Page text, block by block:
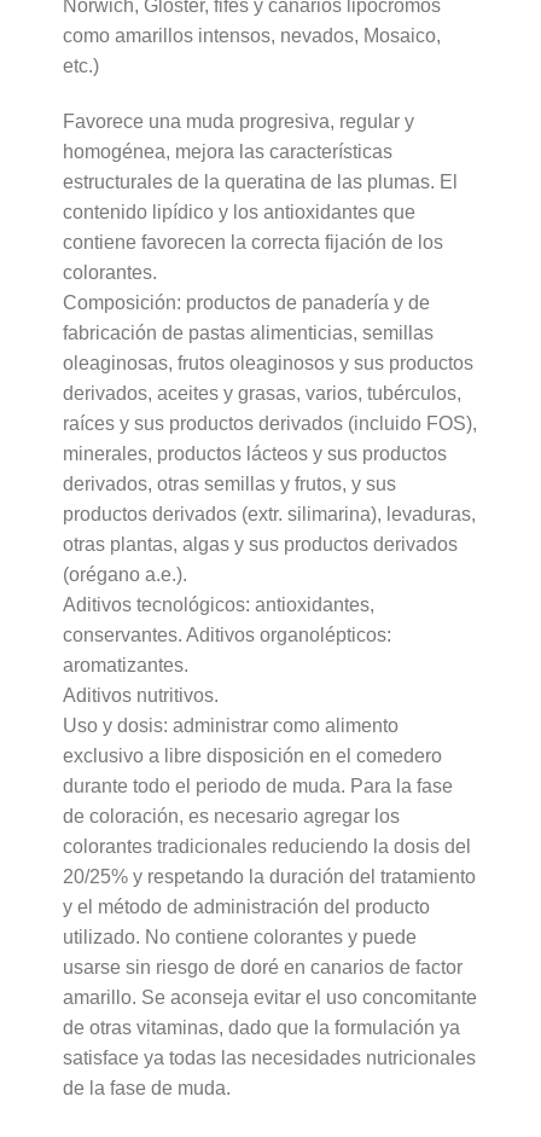
Norwich, Gloster, fifes y canarios lipocromos
como amarillos intensos, nevados, Mosaico,
etc.)
Favorece una muda progresiva, regular y
homogénea, mejora las características
estructurales de la queratina de las plumas. El
contenido lipídico y los antioxidantes que
contiene favorecen la correcta fijación de los
colorantes.
Composición: productos de panadería y de
fabricación de pastas alimenticias, semillas
oleaginosas, frutos oleaginosos y sus productos
derivados, aceites y grasas, varios, tubérculos,
raíces y sus productos derivados (incluido FOS),
minerales, productos lácteos y sus productos
derivados, otras semillas y frutos, y sus
productos derivados (extr. silimarina), levaduras,
otras plantas, algas y sus productos derivados
(orégano a.e.).
Aditivos tecnológicos: antioxidantes,
conservantes. Aditivos organolépticos:
aromatizantes.
Aditivos nutritivos.
Uso y dosis: administrar como alimento
exclusivo a libre disposición en el comedero
durante todo el periodo de muda. Para la fase
de coloración, es necesario agregar los
colorantes tradicionales reduciendo la dosis del
20/25% y respetando la duración del tratamiento
y el método de administración del producto
utilizado. No contiene colorantes y puede
usarse sin riesgo de doré en canarios de factor
amarillo. Se aconseja evitar el uso concomitante
de otras vitaminas, dado que la formulación ya
satisface ya todas las necesidades nutricionales
de la fase de muda.